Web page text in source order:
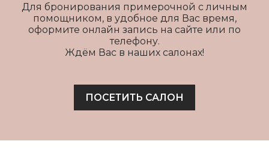
Для бронирования примерочной с личным
помощником, в удобное для Вас время,
оформите онлайн запись на сайте или по
телефону.
Ждём Вас в наших салонах!
ПОСЕТИТЬ САЛОН